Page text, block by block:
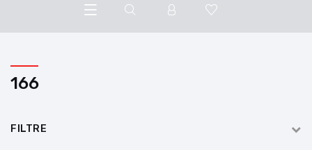
166
FILTRE